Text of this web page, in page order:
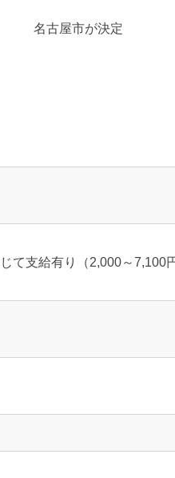
古屋市が決定
て支給有り（2,000～7,100